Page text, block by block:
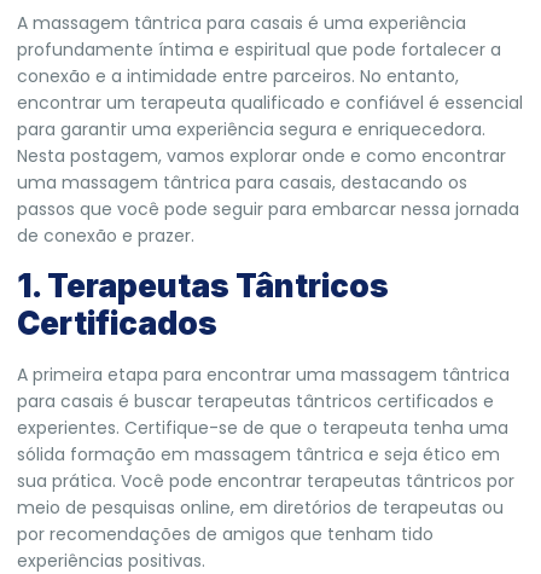
A massagem tântrica para casais é uma experiência
profundamente íntima e espiritual que pode fortalecer a
conexão e a intimidade entre parceiros. No entanto,
encontrar um terapeuta qualificado e confiável é essencial
para garantir uma experiência segura e enriquecedora.
Nesta postagem, vamos explorar onde e como encontrar
uma massagem tântrica para casais, destacando os
passos que você pode seguir para embarcar nessa jornada
de conexão e prazer.
1. Terapeutas Tântricos
Certificados
A primeira etapa para encontrar uma massagem tântrica
para casais é buscar terapeutas tântricos certificados e
experientes. Certifique-se de que o terapeuta tenha uma
sólida formação em massagem tântrica e seja ético em
sua prática. Você pode encontrar terapeutas tântricos por
meio de pesquisas online, em diretórios de terapeutas ou
por recomendações de amigos que tenham tido
experiências positivas.